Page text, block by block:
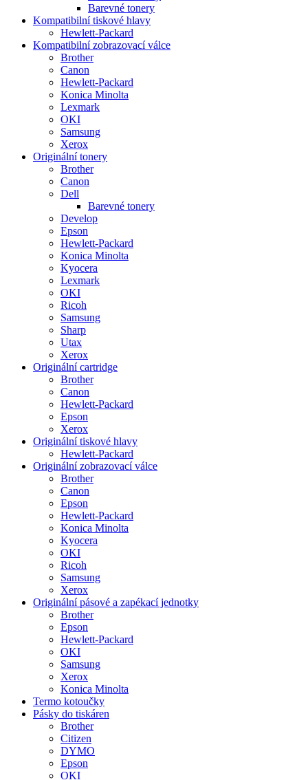
Barevné tonery
Kompatibilní tiskové hlavy
Hewlett-Packard
Kompatibilní zobrazovací válce
Brother
Canon
Hewlett-Packard
Konica Minolta
Lexmark
OKI
Samsung
Xerox
Originální tonery
Brother
Canon
Dell
Barevné tonery
Develop
Epson
Hewlett-Packard
Konica Minolta
Kyocera
Lexmark
OKI
Ricoh
Samsung
Sharp
Utax
Xerox
Originální cartridge
Brother
Canon
Hewlett-Packard
Epson
Xerox
Originální tiskové hlavy
Hewlett-Packard
Originální zobrazovací válce
Brother
Canon
Epson
Hewlett-Packard
Konica Minolta
Kyocera
OKI
Ricoh
Samsung
Xerox
Originální pásové a zapékací jednotky
Brother
Epson
Hewlett-Packard
OKI
Samsung
Xerox
Konica Minolta
Termo kotoučky
Pásky do tiskáren
Brother
Citizen
DYMO
Epson
OKI